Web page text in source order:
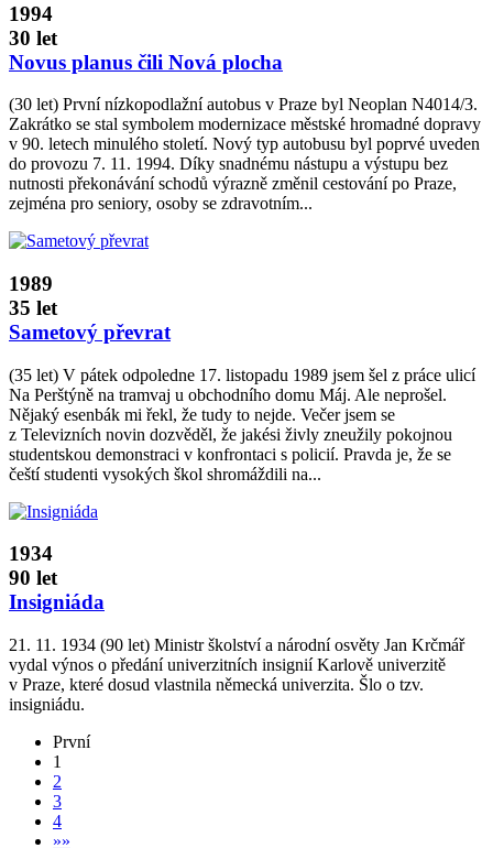
1994
30 let
Novus planus čili Nová plocha
(30 let) První nízkopodlažní autobus v Praze byl Neoplan N4014/3.
Zakrátko se stal symbolem modernizace městské hromadné dopravy
v 90. letech minulého století. Nový typ autobusu byl poprvé uveden
do provozu 7. 11. 1994. Díky snadnému nástupu a výstupu bez
nutnosti překonávání schodů výrazně změnil cestování po Praze,
zejména pro seniory, osoby se zdravotním...
1989
35 let
Sametový převrat
(35 let) V pátek odpoledne 17. listopadu 1989 jsem šel z práce ulicí
Na Perštýně na tramvaj u obchodního domu Máj. Ale neprošel.
Nějaký esenbák mi řekl, že tudy to nejde. Večer jsem se
z Televizních novin dozvěděl, že jakési živly zneužily pokojnou
studentskou demonstraci v konfrontaci s policií. Pravda je, že se
čeští studenti vysokých škol shromáždili na...
1934
90 let
Insigniáda
21. 11. 1934 (90 let) Ministr školství a národní osvěty Jan Krčmář
vydal výnos o předání univerzitních insignií Karlově univerzitě
v Praze, které dosud vlastnila německá univerzita. Šlo o tzv.
insigniádu.
První
1
2
3
4
»»